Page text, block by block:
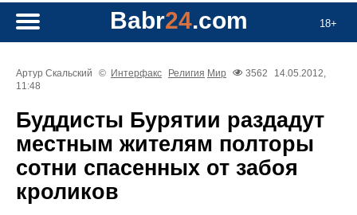
18+
Babr24.com
Артур Скальский © Интерфакс Религия Мир 3562
14.05.2012,
11:48
Буддисты Бурятии раздадут
местным жителям полторы
сотни спасенных от забоя
кроликов